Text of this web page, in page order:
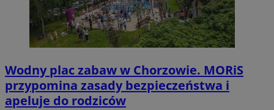
Wodny plac zabaw w Chorzowie. MORiS
przypomina zasady bezpieczeństwa i
apeluje do rodziców